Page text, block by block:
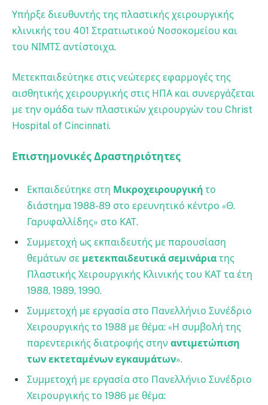
Υπήρξε διευθυντής της πλαστικής χειρουργικής
κλινικής του 401 Στρατιωτικού Νοσοκομείου και
του ΝΙΜΤΣ αντίστοιχα.
Μετεκπαιδεύτηκε στις νεώτερες εφαρμογές της
αισθητικής χειρουργικής στις ΗΠΑ και συνεργάζεται
με την ομάδα των πλαστικών χειρουργών του Christ
Hospital of Cincinnati.
Επιστημονικές Δραστηριότητες
Εκπαιδεύτηκε στη Μικροχειρουργική το
διάστημα 1988-89 στο ερευνητικό κέντρο «Θ.
Γαρυφαλλίδης» στο ΚΑΤ.
Συμμετοχή ως εκπαιδευτής με παρουσίαση
θεμάτων σε μετεκπαιδευτικά σεμινάρια της
Πλαστικής Χειρουργικής Κλινικής του ΚΑΤ τα έτη
1988, 1989, 1990.
Συμμετοχή με εργασία στο Πανελλήνιο Συνέδριο
Χειρουργικής το 1988 με θέμα: «Η συμβολή της
παρεντερικής διατροφής στην αντιμετώπιση
των εκτεταμένων εγκαυμάτων».
Συμμετοχή με εργασία στο Πανελλήνιο Συνέδριο
Χειρουργικής το 1986 με θέμα: